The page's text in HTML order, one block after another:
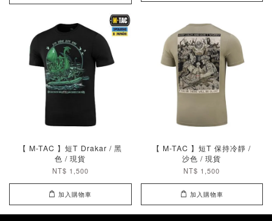
【 M-TAC 】短T Drakar / 黑
色 / 現貨
NT$ 1,500
加入購物車
【 M-TAC 】短T 保持冷靜 /
沙色 / 現貨
NT$ 1,500
加入購物車